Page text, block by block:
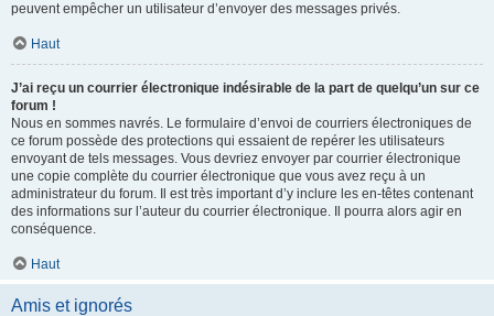
peuvent empêcher un utilisateur d’envoyer des messages privés.
Haut
J’ai reçu un courrier électronique indésirable de la part de quelqu’un sur ce
forum !
Nous en sommes navrés. Le formulaire d’envoi de courriers électroniques de
ce forum possède des protections qui essaient de repérer les utilisateurs
envoyant de tels messages. Vous devriez envoyer par courrier électronique
une copie complète du courrier électronique que vous avez reçu à un
administrateur du forum. Il est très important d’y inclure les en-têtes contenant
des informations sur l’auteur du courrier électronique. Il pourra alors agir en
conséquence.
Haut
Amis et ignorés